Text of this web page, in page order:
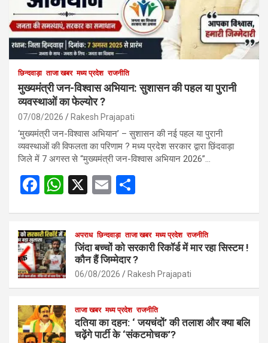
छिन्दवाड़ा ताजा खबर मध्य प्रदेश राजनीति
मुख्यमंत्री जन-विश्वास अभियान: सुशासन की पहल या पुरानी
व्यवस्थाओं का फेल्योर ?
07/08/2026 Rakesh Prajapati
‘मुख्यमंत्री जन-विश्वास अभियान’ – सुशासन की नई पहल या पुरानी
व्यवस्थाओं की विफलता का परिणाम ? मध्य प्रदेश सरकार द्वारा छिंदवाड़ा
जिले में 7 अगस्त से “मुख्यमंत्री जन-विश्वास अभियान 2026”…
F
b
o
o
k
W
s
A
p
p
X
E
e
अपराध छिन्दवाड़ा ताजा खबर मध्य प्रदेश राजनीति
जिंदा बच्चों को सरकारी रिकॉर्ड में मार रहा सिस्टम !
कौन हैं जिम्मेदार ?
06/08/2026 Rakesh Prajapati
ताजा खबर मध्य प्रदेश राजनीति
दतिया का दहन: ‘ जयचंदों’ की तलाश और क्या बलि
चढ़ेंगे पार्टी के ‘संकटमोचक’?